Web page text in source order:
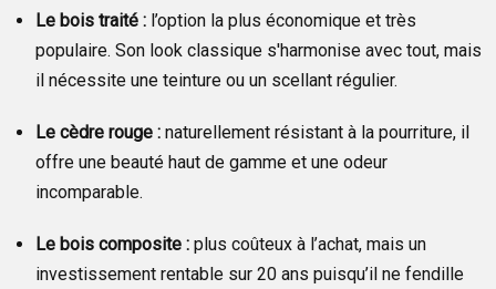
Le bois traité : l’option la plus économique et très
populaire. Son look classique s'harmonise avec tout, mais
il nécessite une teinture ou un scellant régulier.
Le cèdre rouge : naturellement résistant à la pourriture, il
offre une beauté haut de gamme et une odeur
incomparable.
Le bois composite : plus coûteux à l’achat, mais un
investissement rentable sur 20 ans puisqu’il ne fendille